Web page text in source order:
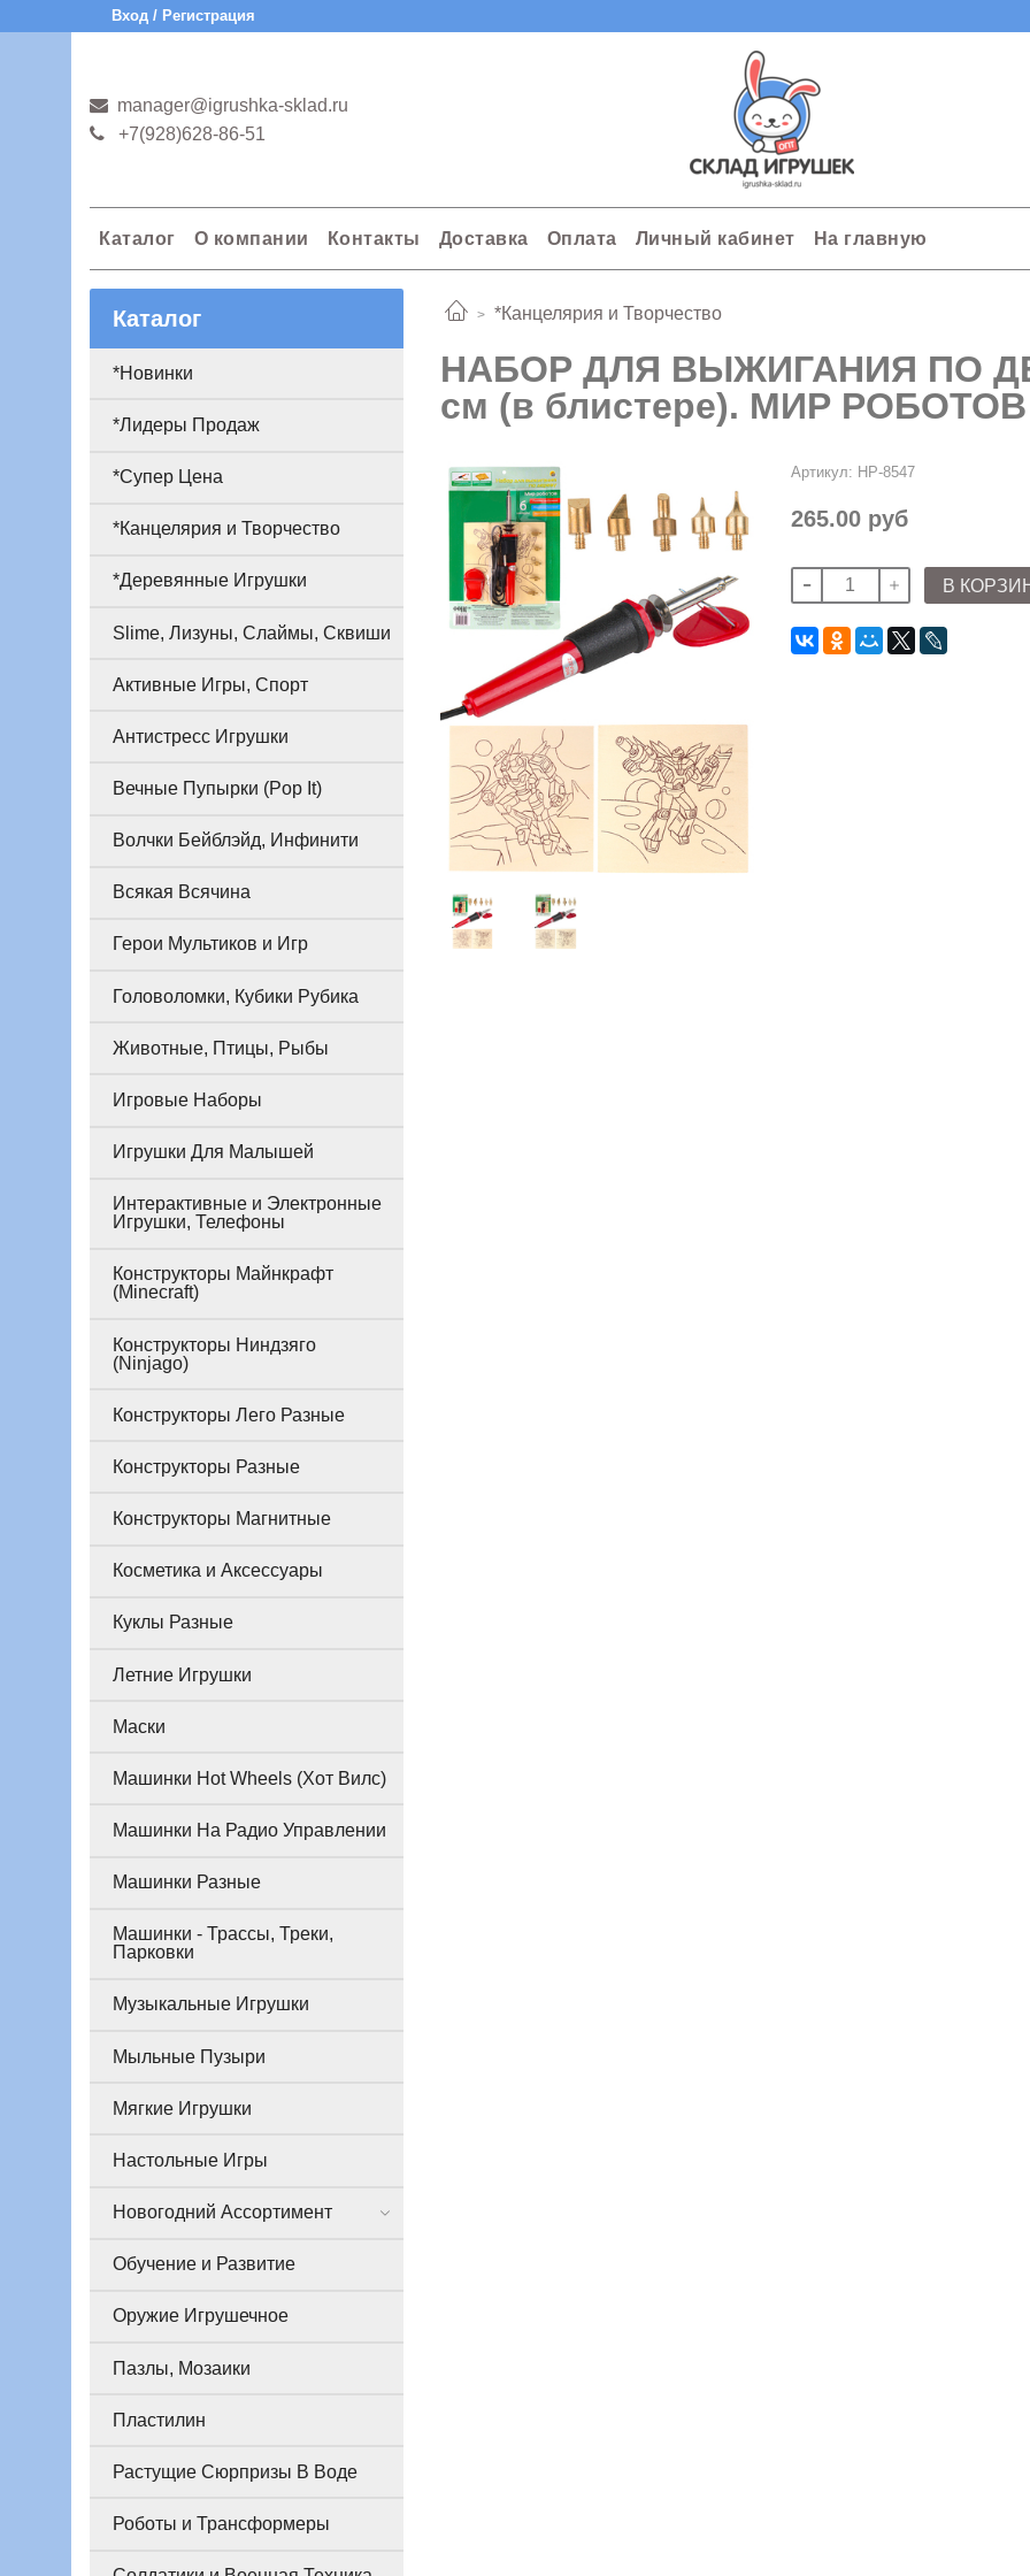
Вход / Регистрация
manager@igrushka-sklad.ru
+7(928)628-86-51
Каталог О компании Контакты Доставка Оплата Личный кабинет На главную
*Канцелярия и Творчество
НАБОР ДЛЯ ВЫЖИГАНИЯ ПО
см (в блистере). МИР РОБОТОВ
Артикул: НР-8547
265.00 руб
В
Каталог
*Новинки
*Лидеры Продаж
*Супер Цена
*Канцелярия и Творчество
*Деревянные Игрушки
Slime, Лизуны, Слаймы, Сквиши
Активные Игры, Спорт
Антистресс Игрушки
Вечные Пупырки (Pop It)
Волчки Бейблэйд, Инфинити
Всякая Всячина
Герои Мультиков и Игр
Головоломки, Кубики Рубика
Животные, Птицы, Рыбы
Игровые Наборы
Игрушки Для Малышей
Интерактивные и Электронные
Игрушки, Телефоны
Конструкторы Майнкрафт
(Minecraft)
Конструкторы Ниндзяго
(Ninjago)
Конструкторы Лего Разные
Конструкторы Разные
Конструкторы Магнитные
Косметика и Аксессуары
Куклы Разные
Летние Игрушки
Маски
Машинки Hot Wheels (Хот Вилс)
Машинки На Радио Управлении
Машинки Разные
Машинки - Трассы, Треки,
Парковки
Музыкальные Игрушки
Мыльные Пузыри
Мягкие Игрушки
Настольные Игры
Новогодний Ассортимент
Обучение и Развитие
Оружие Игрушечное
Пазлы, Мозаики
Пластилин
Растущие Сюрпризы В Воде
Роботы и Трансформеры